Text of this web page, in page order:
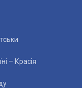
– Красія